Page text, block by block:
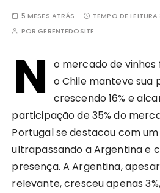
5 MESES ATRÁS TEMPO DE LEITURA:
PORGERENTEDOSITE
N
o mercado de vinhos
o Chile manteve sua
crescendo 16% e
participação de 35% do
Portugal se destacou com
ultrapassando a Argentina e
presença. A Argentina,
relevante, cresceu apenas